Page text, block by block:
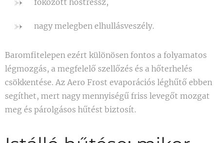
fokozott hőstressz,
nagy melegben elhullásveszély.
Baromfitelepen ezért különösen fontos a folyamatos
légmozgás, a megfelelő szellőzés és a hőterhelés
csökkentése. Az Aero Frost evaporációs léghűtő ebben
segíthet, mert nagy mennyiségű friss levegőt mozgat
meg és párolgásos hűtést biztosít.